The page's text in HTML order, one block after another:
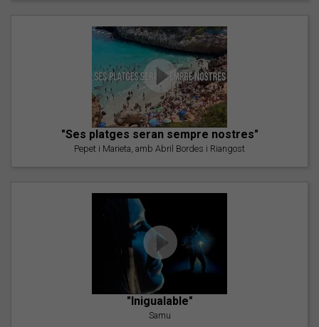
"Ses platges seran sempre nostres"
Pepet i Marieta, amb Abril Bordes i Riangost
"Inigualable"
Samu